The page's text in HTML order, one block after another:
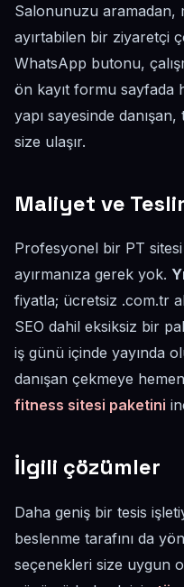
Salonunuzu aramadan,
ayırtabilen bir ziyaretçi
WhatsApp butonu,
ön kayıt formu sayfada
yapı sayesinde
size ulaşır.
Maliyet ve
Profesyonel bir PT
ayırmanıza gerek yok.
fiyatla; ücretsiz .com.tr
SEO dahil eksiksiz bir
iş günü içinde yayında
danışan çekmeye
fitness sitesi paketini
İlgili çözümler
Daha geniş bir tesis
beslenme tarafını da
seçenekleri size uygun